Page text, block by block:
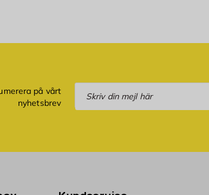
på vårt
nyhetsbrev
Prenumerera